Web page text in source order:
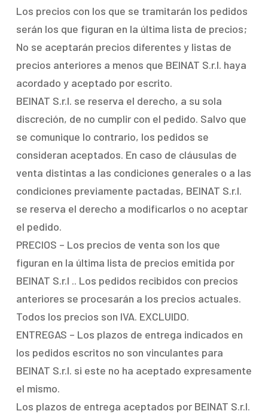
Los precios con los que se tramitarán los pedidos
serán los que figuran en la última lista de precios;
No se aceptarán precios diferentes y listas de
precios anteriores a menos que BEINAT S.r.l. haya
acordado y aceptado por escrito.
BEINAT S.r.l. se reserva el derecho, a su sola
discreción, de no cumplir con el pedido. Salvo que
se comunique lo contrario, los pedidos se
consideran aceptados. En caso de cláusulas de
venta distintas a las condiciones generales o a las
condiciones previamente pactadas, BEINAT S.r.l.
se reserva el derecho a modificarlos o no aceptar
el pedido.
PRECIOS – Los precios de venta son los que
figuran en la última lista de precios emitida por
BEINAT S.r.l .. Los pedidos recibidos con precios
anteriores se procesarán a los precios actuales.
Todos los precios son IVA. EXCLUIDO.
ENTREGAS – Los plazos de entrega indicados en
los pedidos escritos no son vinculantes para
BEINAT S.r.l. si este no ha aceptado expresamente
el mismo.
Los plazos de entrega aceptados por BEINAT S.r.l.